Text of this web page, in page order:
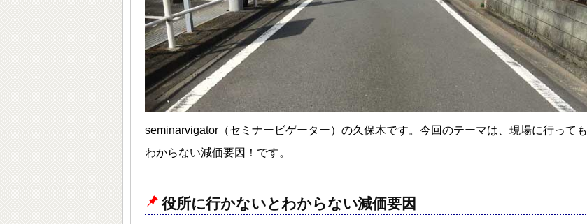
seminarvigator（セミナービゲーター）の久保木です。今回のテーマは、現場に行っても
わからない減価要因！です。
役所に行かないとわからない減価要因